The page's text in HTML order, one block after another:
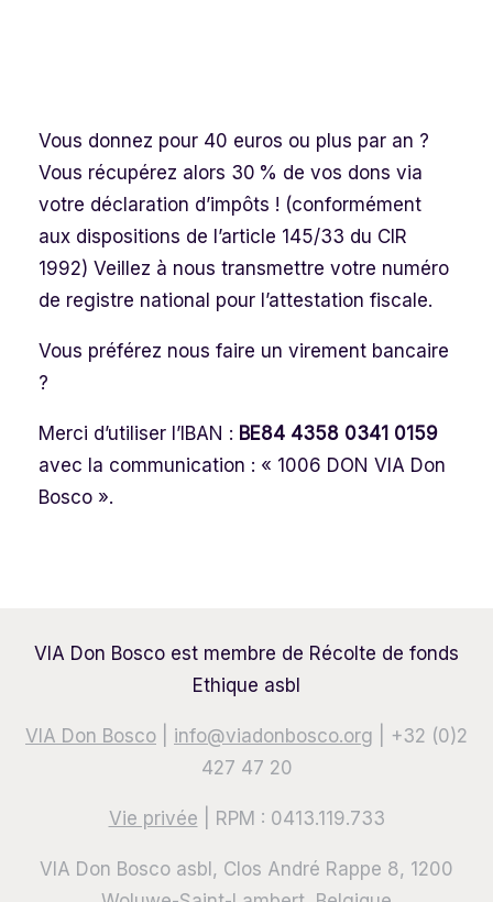
Vous donnez pour 40 euros ou plus par an ?
Vous récupérez alors 30 % de vos dons via
votre déclaration d’impôts ! (conformément
aux dispositions de l’article 145/33 du CIR
1992) Veillez à nous transmettre votre numéro
de registre national pour l’attestation fiscale.
Vous préférez nous faire un virement bancaire
?
Merci d’utiliser l’IBAN : BE84 4358 0341 0159
avec la communication : « 1006 DON VIA Don
Bosco ».
VIA Don Bosco est membre de Récolte de fonds
Ethique asbl
VIA Don Bosco info@viadonbosco.org | +32 (0)2
427 47 20
Vie privée | RPM : 0413.119.733
VIA Don Bosco asbl, Clos André Rappe 8, 1200